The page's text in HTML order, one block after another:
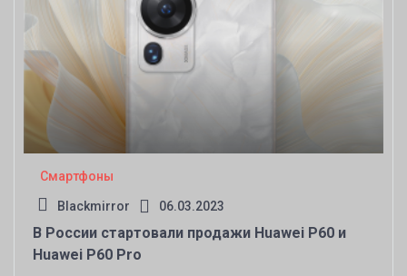
Смартфоны
Blackmirror 06.03.2023
В России стартовали продажи Huawei P60 и
Huawei P60 Pro